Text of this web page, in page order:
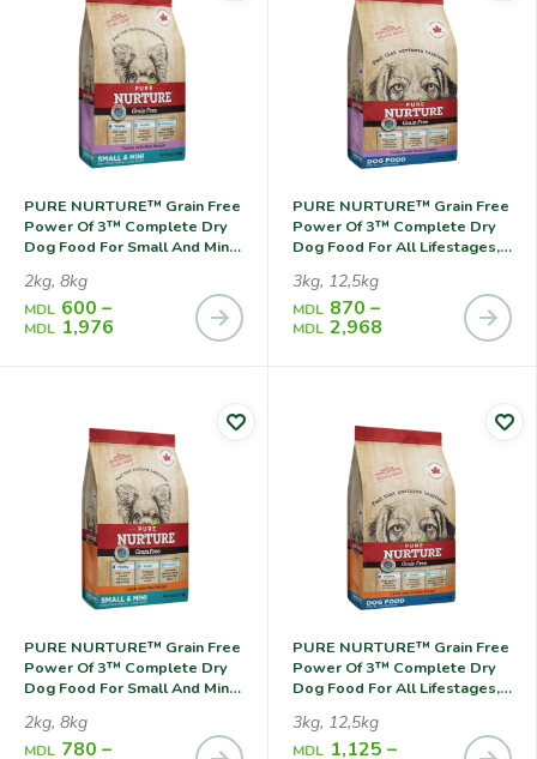
PURE NURTURE™ Grain Free
Power Of 3™ Complete Dry
Dog Food For Small And Mini
Grains Turkey With Peas,
Сухой Корм С Индейкой И
Горохом Для Собак Мелких
Жизни
2kg, 8kg
MDL 600 –
MDL 1,976
PURE NURTURE™ Grain Free
Power Of 3™ Complete Dry
Dog Food For All Lifestages,
Potato, Сухой Корм С
Индейкой И Картофелем
Для Собак На Всех Стадиях
3kg, 12,5kg
MDL 870 –
MDL 2,968
PURE NURTURE™ Grain Free
Power Of 3™ Complete Dry
Dog Food For Small And Mini
Grains Lamb With Peas,
Сухой Корм С Ягненком И
2kg, 8kg
MDL 780 –
PURE NURTURE™ Grain Free
Power Of 3™ Complete Dry
Dog Food For All Lifestages,
Сухой Корм С Ягненком И
Картофелем Для Собак На
3kg, 12,5kg
MDL 1,125 –